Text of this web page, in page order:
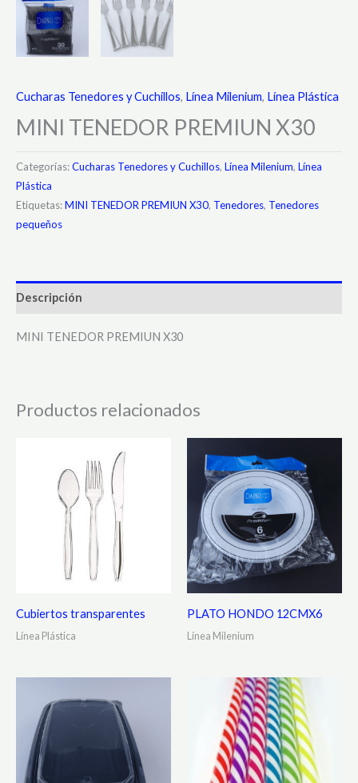
Cucharas Tenedores y Cuchillos, Línea Milenium, Línea Plástica
MINI TENEDOR PREMIUN X30
Categorías:Cucharas Tenedores y Cuchillos, Línea Milenium, Línea
Plástica
Etiquetas:MINI TENEDOR PREMIUN X30, Tenedores, Tenedores
pequeños
Descripción
MINI TENEDOR PREMIUN X30
Productos relacionados
Cubiertos transparentes
Línea Plástica
PLATO HONDO 12CMX6
Línea Milenium